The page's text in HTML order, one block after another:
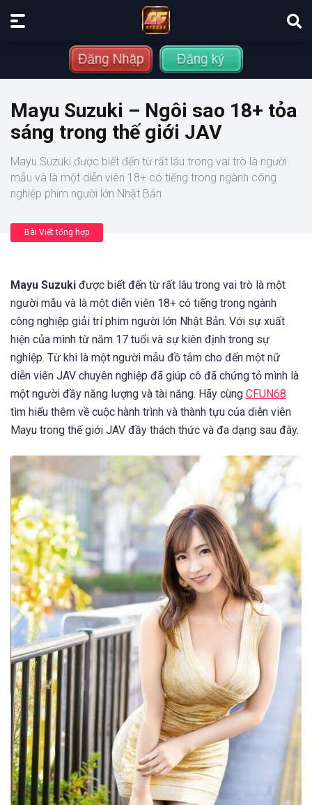
Mayu Suzuki – Ngôi sao 18+ tỏa
sáng trong thế giới JAV
Mayu Suzuki được biết đến từ rất lâu trong vai trò là người
mẫu và là một diễn viên 18+ có tiếng trong ngành công
nghiệp phim người lớn Nhật Bản
Bài Viết tổng hợp
Mayu Suzuki được biết đến từ rất lâu trong vai trò là một
người mẫu và là một diễn viên 18+ có tiếng trong ngành
công nghiệp giải trí phim người lớn Nhật Bản. Với sự xuất
hiện của mình từ năm 17 tuổi và sự kiên định trong sự
nghiệp. Từ khi là một người mẫu đồ tắm cho đến một nữ
diễn viên JAV chuyên nghiệp đã giúp cô đã chứng tỏ mình là
một người đầy năng lượng và tài năng. Hãy cùng CFUN68
tìm hiểu thêm về cuộc hành trình và thành tựu của diễn viên
Mayu trong thế giới JAV đầy thách thức và đa dạng sau đây.